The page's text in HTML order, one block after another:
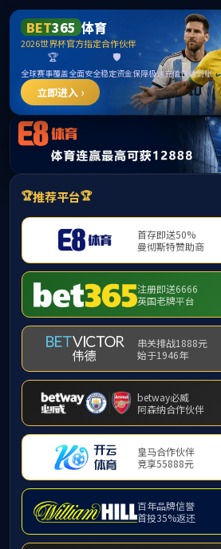
yl永利集团304(集团有
专业认证
当前位置： 首页-> 专业认证->认证知识
普通高等学校师范类专业认证实施办法
上页 1 下